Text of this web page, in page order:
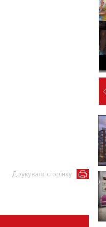
Друкувати сторінку